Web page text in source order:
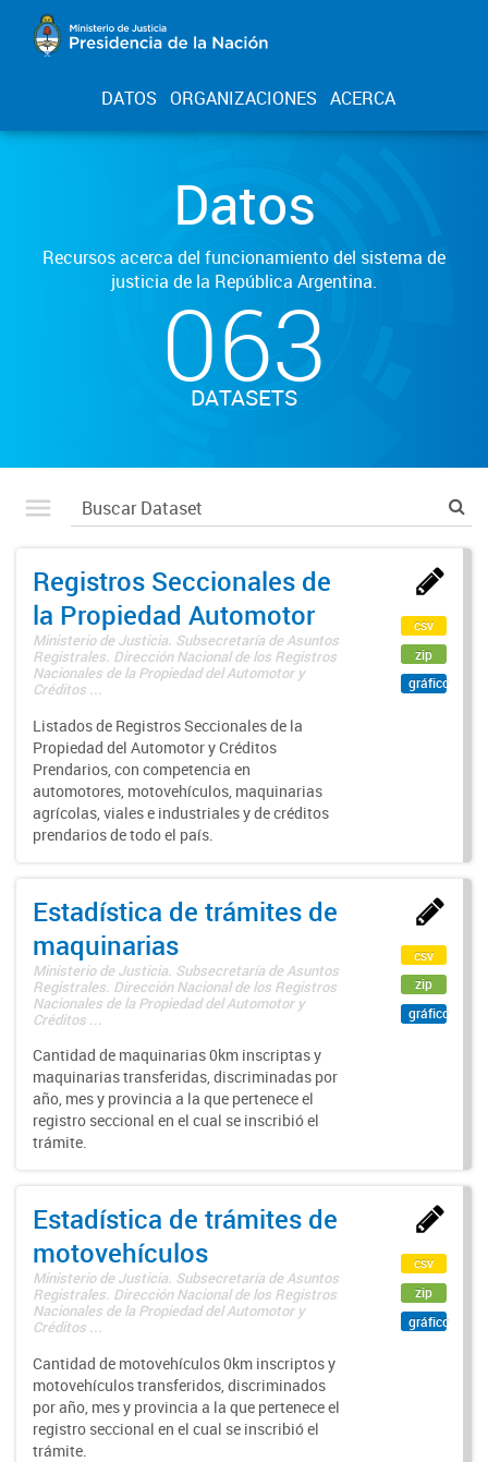
DATOS ORGANIZACIONES ACERCA
Datos
Recursos acerca del funcionamiento del sistema de
justicia de la República Argentina.
063
DATASETS
Registros Seccionales de
la Propiedad Automotor
Ministerio de Justicia. Subsecretaría de Asuntos
Registrales. Dirección Nacional de los Registros
Nacionales de la Propiedad del Automotor y
Créditos ...
Listados de Registros Seccionales de la
Propiedad del Automotor y Créditos
Prendarios, con competencia en
automotores, motovehículos, maquinarias
agrícolas, viales e industriales y de créditos
prendarios de todo el país.
csv
zip
gráfico
Estadística de trámites de
maquinarias
Ministerio de Justicia. Subsecretaría de Asuntos
Registrales. Dirección Nacional de los Registros
Nacionales de la Propiedad del Automotor y
Créditos ...
Cantidad de maquinarias 0km inscriptas y
maquinarias transferidas, discriminadas por
año, mes y provincia a la que pertenece el
registro seccional en el cual se inscribió el
trámite.
csv
zip
gráfico
Estadística de trámites de
motovehículos
Ministerio de Justicia. Subsecretaría de Asuntos
Registrales. Dirección Nacional de los Registros
Nacionales de la Propiedad del Automotor y
Créditos ...
Cantidad de motovehículos 0km inscriptos y
motovehículos transferidos, discriminados
por año, mes y provincia a la que pertenece el
registro seccional en el cual se inscribió el
trámite.
csv
zip
gráfico